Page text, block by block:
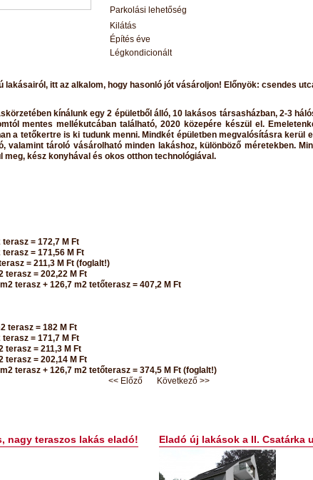
Parkolási lehetőség
Kilátás
Építés éve
Légkondicionált
lakásairól, itt az alkalom, hogy hasonló jót vásároljon! Előnyök: csendes
kínálunk egy 2 épületből álló, 10 lakásos társasházban, 2-3
mentes mellékutcában található, 2020 közepére készül el.
a tetőkertre is ki tudunk menni. Mindkét épületben megvalósításra kerül
valamint tároló vásárolható minden lakáshoz, különböző méretekben.
kész konyhával és okos otthon technológiával.
= 172,7 M Ft
= 171,56 M Ft
= 211,3 M Ft (foglalt!)
terasz = 202,22 M Ft
terasz + 126,7 m2 tetőterasz = 407,2 M Ft
terasz = 182 M Ft
= 171,7 M Ft
terasz = 211,3 M Ft
terasz = 202,14 M Ft
terasz + 126,7 m2 tetőterasz = 374,5 M Ft (foglalt!)
<< Előző
Következő >>
nagy teraszos lakás eladó! Eladó új lakások a II. Csatárka